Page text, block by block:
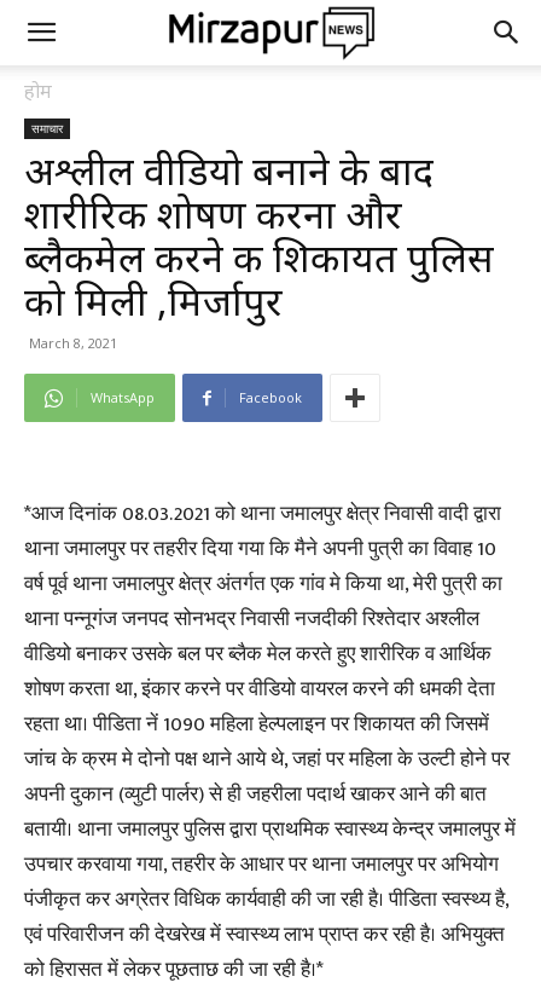
होम
समाचार
अश्लील वीडियो बनाने के बाद
शारीरिक शोषण करना और
ब्लैकमेल करने की शिकायत पुलिस
को मिली ,मिर्जापुर
March 8, 2021
WhatsApp Facebook
*आज दिनांक 08.03.2021 को थाना जमालपुर क्षेत्र निवासी वादी द्वारा
थाना जमालपुर पर तहरीर दिया गया कि मैने अपनी पुत्री का विवाह 10
वर्ष पूर्व थाना जमालपुर क्षेत्र अंतर्गत एक गांव मे किया था, मेरी पुत्री का
थाना पन्नूगंज जनपद सोनभद्र निवासी नजदीकी रिश्तेदार अश्लील
वीडियो बनाकर उसके बल पर ब्लैक मेल करते हुए शारीरिक व आर्थिक
शोषण करता था, इंकार करने पर वीडियो वायरल करने की धमकी देता
रहता था। पीडिता नें 1090 महिला हेल्पलाइन पर शिकायत की जिसमें
जांच के क्रम मे दोनो पक्ष थाने आये थे, जहां पर महिला के उल्टी होने पर
अपनी दुकान (व्युटी पार्लर) से ही जहरीला पदार्थ खाकर आने की बात
बतायी। थाना जमालपुर पुलिस द्वारा प्राथमिक स्वास्थ्य केन्द्र जमालपुर में
उपचार करवाया गया, तहरीर के आधार पर थाना जमालपुर पर अभियोग
पंजीकृत कर अग्रेतर विधिक कार्यवाही की जा रही है। पीडिता स्वस्थ्य है,
एवं परिवारीजन की देखरेख में स्वास्थ्य लाभ प्राप्त कर रही है। अभियुक्त
को हिरासत में लेकर पूछताछ की जा रही है।*